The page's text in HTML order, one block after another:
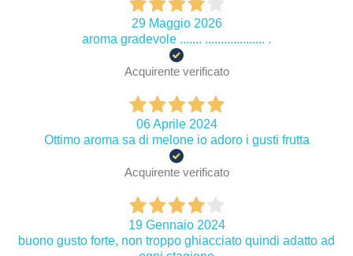
29 Maggio 2026
aroma gradevole ....... ................... .
Acquirente verificato
06 Aprile 2024
Ottimo aroma sa di melone io adoro i gusti frutta
Acquirente verificato
19 Gennaio 2024
buono gusto forte, non troppo ghiacciato quindi adatto ad